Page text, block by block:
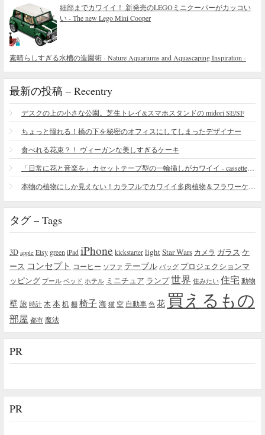
細部までカワイイ！ 新発売のLEGOミニクーパーがカッコい
い - The new Lego Mini Cooper
素晴らしすぎる水槽の造園術 - Nature Aquariums and Aquascaping Inspiration -
最新の投稿 – Recentry
デスクの上の小さな公園。芝生トレイ&スマホスタンドの midori SE/SF
ちょっと憧れる！橋の下を秘密のオフィスにしてしまったデザイナー
食べれる花束？！ ヴィーガンな美しすぎるケーキ
「日常に花と音楽を」カセットテープ型の一輪挿しがカワイイ - cassette vase
本物の植物にしか見えない！カラフルでカワイイ多肉植物＆フラワーケーキ
タグ – Tags
3D apple Etsy green iPad iPhone kickstarter lightStar Wars カメラ ガラス ケ
ース コンセプト コーヒー ソファ テーブル バッグ プロジェクションマ
ッピング プール ベッド ホテル ミニチュア ランプ世界 住みたい 住宅 動物
壁旅 時計 木本机 棚 椅子海 猫 空 自動車 色 花 買えるもの
部屋 都市 魔法
PR
PR